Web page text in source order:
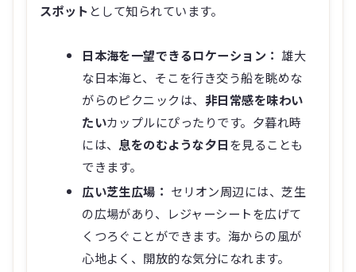
スポット として知られています。
日本海を一望できるロケーション： 雄大
な日本海と、そこを行き交う船を眺めな
がらのピクニックは、 非日常感を味わい
たいカップルにぴったりです。夕暮れ時
には、 息をのむような夕日を見ることも
できます。
広い芝生広場： セリオン周辺には、芝生
の広場があり、レジャーシートを広げて
くつろぐことができます。海からの風が
心地よく、開放的な気分になれます。